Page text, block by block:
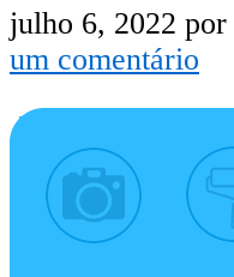
julho 6, 2022 por
um comentário